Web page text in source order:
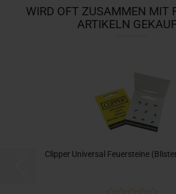
WIRD OFT ZUSAMMEN MIT
ARTIKELN
Clipper Universal Feuersteine